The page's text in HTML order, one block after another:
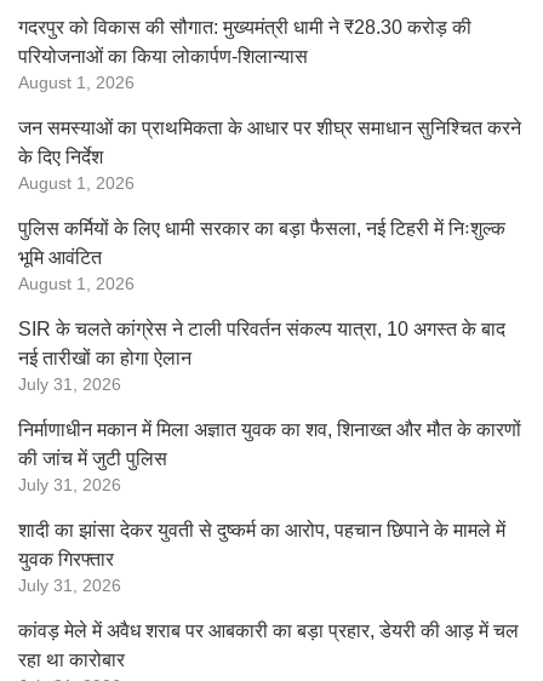
गदरपुर को विकास की सौगात: मुख्यमंत्री धामी ने ₹28.30 करोड़ की
परियोजनाओं का किया लोकार्पण-शिलान्यास
August 1, 2026
जन समस्याओं का प्राथमिकता के आधार पर शीघ्र समाधान सुनिश्चित करने
के दिए निर्देश
August 1, 2026
पुलिस कर्मियों के लिए धामी सरकार का बड़ा फैसला, नई टिहरी में निःशुल्क
भूमि आवंटित
August 1, 2026
SIR के चलते कांग्रेस ने टाली परिवर्तन संकल्प यात्रा, 10 अगस्त के बाद
नई तारीखों का होगा ऐलान
July 31, 2026
निर्माणाधीन मकान में मिला अज्ञात युवक का शव, शिनाख्त और मौत के कारणों
की जांच में जुटी पुलिस
July 31, 2026
शादी का झांसा देकर युवती से दुष्कर्म का आरोप, पहचान छिपाने के मामले में
युवक गिरफ्तार
July 31, 2026
कांवड़ मेले में अवैध शराब पर आबकारी का बड़ा प्रहार, डेयरी की आड़ में चल
रहा था कारोबार